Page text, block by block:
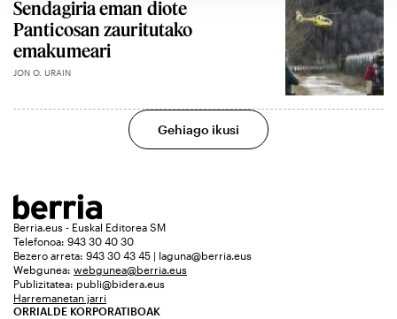
Sendagiria eman diote
Panticosan zauritutako
emakumeari
JON O. URAIN
Gehiago ikusi
Berria.eus - Euskal Editorea SM
Telefonoa: 943 30 40 30
Bezero arreta: 943 30 43 45 | laguna@berria.eus
Webgunea: webgunea@berria.eus
Publizitatea: publi@bidera.eus
Harremanetan jarri
ORRIALDE KORPORATIBOAK